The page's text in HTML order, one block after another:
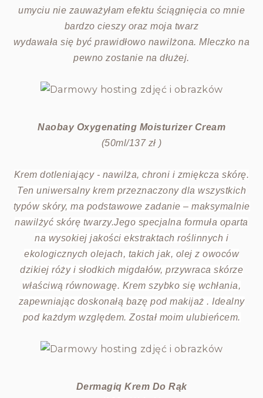
umyciu nie zauważyłam efektu ściągnięcia co mnie
bardzo cieszy oraz moja twarz
wydawała się być prawidłowo nawilżona. Mleczko na
pewno zostanie na dłużej.
Naobay Oxygenating Moisturizer Cream
(50ml/137 zł )
Krem dotleniający - nawilża, chroni i zmiękcza skórę.
Ten uniwersalny krem przeznaczony dla wszystkich
typów skóry, ma podstawowe zadanie – maksymalnie
nawilżyć skórę twarzy.Jego specjalna formuła oparta
na wysokiej jakości ekstraktach roślinnych i
ekologicznych olejach, takich jak, olej z owoców
dzikiej róży i słodkich migdałów, przywraca skórze
właściwą równowagę. Krem szybko się wchłania,
zapewniając doskonałą bazę pod makijaż . Idealny
pod każdym względem. Został moim ulubieńcem.
Dermagiq Krem Do Rąk